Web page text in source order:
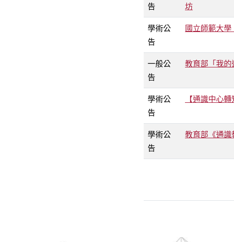
告
坊
學術公
告
國立師範大學
一般公
告
教育部「我
學術公
告
【通識中心
學術公
告
教育部《通